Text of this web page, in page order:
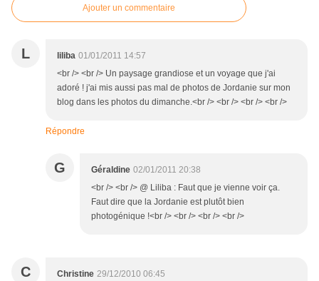
Ajouter un commentaire
L liliba 01/01/2011 14:57
<br /> <br /> Un paysage grandiose et un voyage que j'ai
adoré ! j'ai mis aussi pas mal de photos de Jordanie sur mon
blog dans les photos du dimanche.<br /> <br /> <br /> <br />
Répondre
G Géraldine 02/01/2011 20:38
<br /> <br /> @ Liliba : Faut que je vienne voir ça.
Faut dire que la Jordanie est plutôt bien
photogénique !<br /> <br /> <br /> <br />
C Christine 29/12/2010 06:45